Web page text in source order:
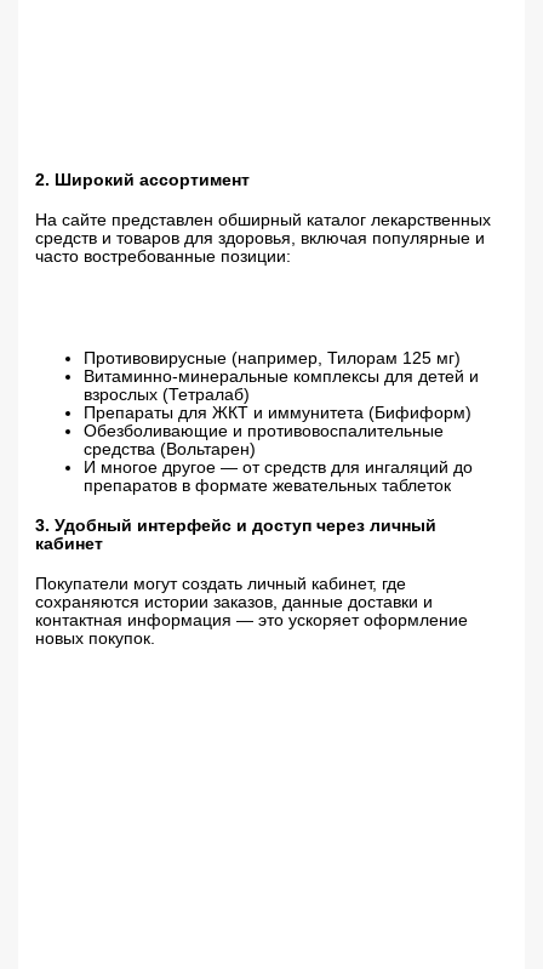
2. Широкий ассортимент
На сайте представлен обширный каталог лекарственных
средств и товаров для здоровья, включая популярные и
часто востребованные позиции:
Противовирусные (например, Тилорам 125 мг)
Витаминно-минеральные комплексы для детей и
взрослых (Тетралаб)
Препараты для ЖКТ и иммунитета (Бифиформ)
Обезболивающие и противовоспалительные
средства (Вольтарен)
И многое другое — от средств для ингаляций до
препаратов в формате жевательных таблеток
3. Удобный интерфейс и доступ через личный
кабинет
Покупатели могут создать личный кабинет, где
сохраняются истории заказов, данные доставки и
контактная информация — это ускоряет оформление
новых покупок.